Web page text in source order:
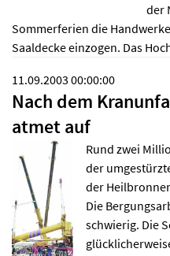
der
Sommerferien die
Saaldecke einzogen. Das
11.09.2003 00:00:00
Nach dem
atmet auf
Rund zwei
der
der
Die
schwierig. Die